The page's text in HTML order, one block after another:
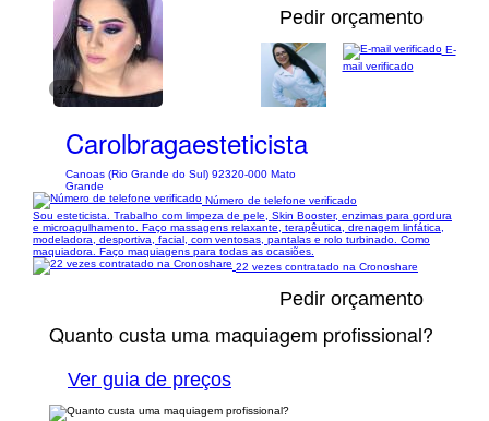
1/4
Pedir orçamento
Carolbragaesteticista
Canoas (Rio Grande do Sul) 92320-000 Mato
Grande
E-
mail verificado
Número de telefone verificado
Sou esteticista. Trabalho com limpeza de pele, Skin Booster, enzimas para gordura
e microagulhamento. Faço massagens relaxante, terapêutica, drenagem linfática,
modeladora, desportiva, facial, com ventosas, pantalas e rolo turbinado. Como
maquiadora. Faço maquiagens para todas as ocasiões.
22 vezes contratado na Cronoshare
Pedir orçamento
Quanto custa uma maquiagem profissional?
Ver guia de preços